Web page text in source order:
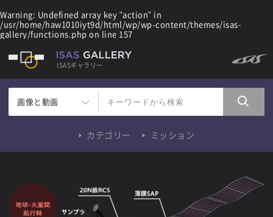
Warning: Undefined array key "action" in
/usr/home/haw1010iyt9d/html/wp/wp-content/themes/isas-
gallery/functions.php on line 157
ISASギャラリー
画像と動画
カテゴリー ミッション